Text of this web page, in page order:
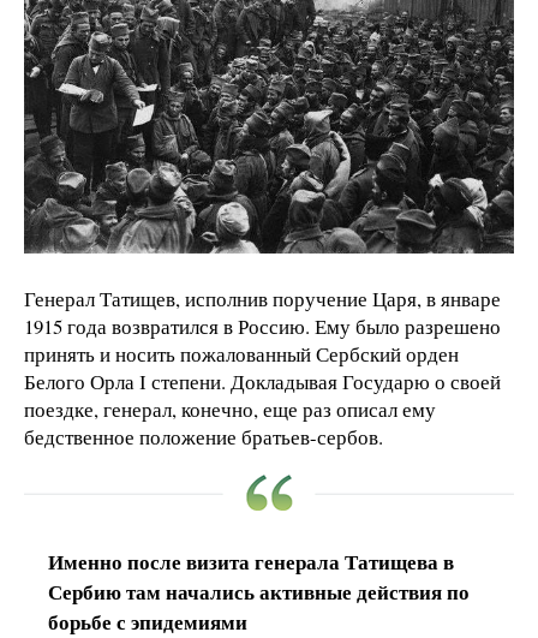
Генерал Татищев, исполнив поручение Царя, в январе
1915 года возвратился в Россию. Ему было разрешено
принять и носить пожалованный Сербский орден
Белого Орла І степени. Докладывая Государю о своей
поездке, генерал, конечно, еще раз описал ему
бедственное положение братьев-сербов.
Именно после визита генерала Татищева в
Сербию там начались активные действия по
борьбе с эпидемиями